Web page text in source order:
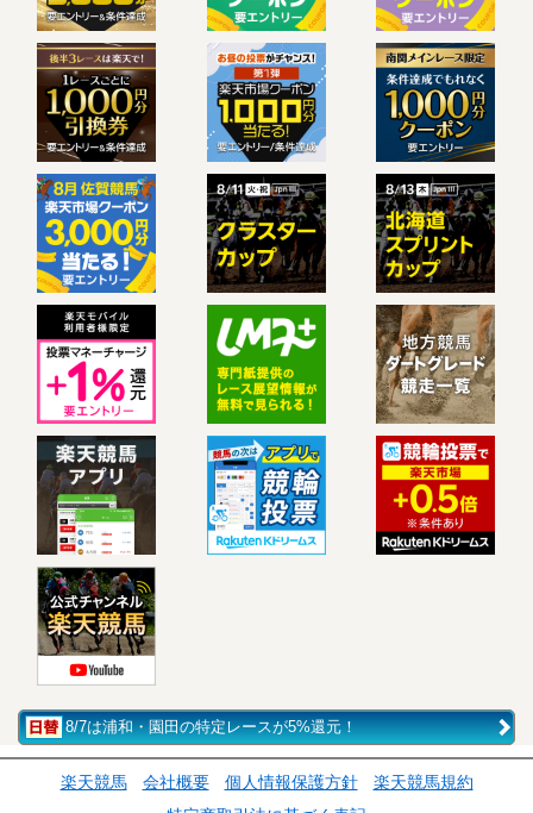
8/7は浦和・園田の特定レースが5%還元！
楽天競馬 会社概要 個人情報保護方針
楽天競馬規約